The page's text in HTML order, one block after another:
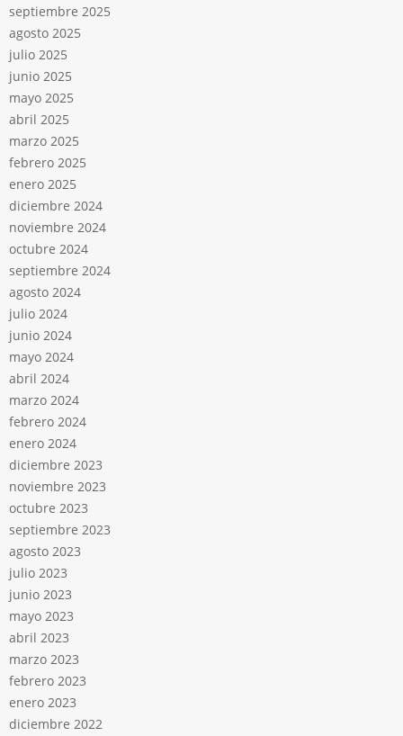
septiembre 2025
agosto 2025
julio 2025
junio 2025
mayo 2025
abril 2025
marzo 2025
febrero 2025
enero 2025
diciembre 2024
noviembre 2024
octubre 2024
septiembre 2024
agosto 2024
julio 2024
junio 2024
mayo 2024
abril 2024
marzo 2024
febrero 2024
enero 2024
diciembre 2023
noviembre 2023
octubre 2023
septiembre 2023
agosto 2023
julio 2023
junio 2023
mayo 2023
abril 2023
marzo 2023
febrero 2023
enero 2023
diciembre 2022